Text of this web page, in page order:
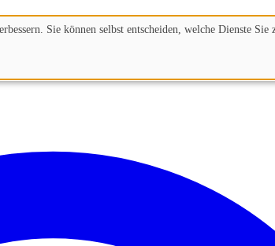
Sie können selbst entscheiden, welche Dienste Sie